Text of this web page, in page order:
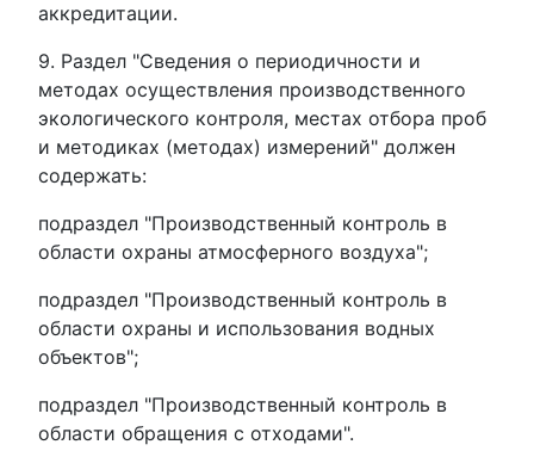
аккредитации.
9. Раздел "Сведения о периодичности и
методах осуществления производственного
экологического контроля, местах отбора проб
и методиках (методах) измерений" должен
содержать:
подраздел "Производственный контроль в
области охраны атмосферного воздуха";
подраздел "Производственный контроль в
области охраны и использования водных
объектов";
подраздел "Производственный контроль в
области обращения с отходами".